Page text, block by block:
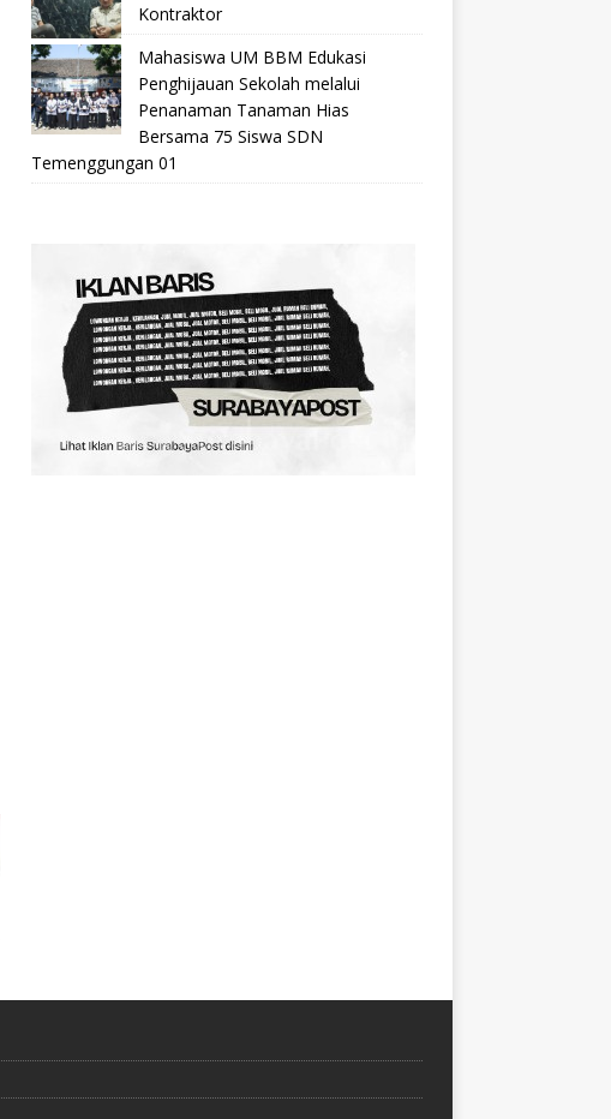
Kontraktor
Mahasiswa UM BBM Edukasi
Penghijauan Sekolah melalui
Penanaman Tanaman Hias
Bersama 75 Siswa SDN
Temenggungan 01